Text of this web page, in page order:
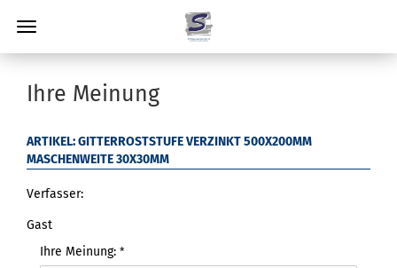
Ihre Meinung
ARTIKEL: GITTERROSTSTUFE VERZINKT 500X200MM
MASCHENWEITE 30X30MM
Verfasser:
Gast
Ihre Meinung: